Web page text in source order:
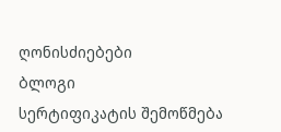
ღონისძიებები
ბლოგი
სერტიფიკატის შემოწმება